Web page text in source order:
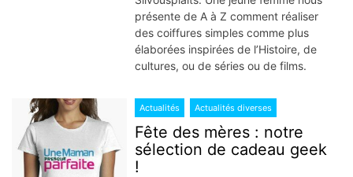
présente de A à Z comment réaliser
des coiffures simples comme plus
élaborées inspirées de l’Histoire, de
cultures, ou de séries ou de films.
Actualités Actualités diverses
Fête des mères : notre
sélection de cadeau geek
!